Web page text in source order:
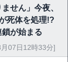
せん」今夜、
死体を処理!?
が始まる
07日12時33分]